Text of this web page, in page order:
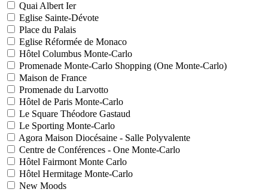
Quai Albert Ier
Eglise Sainte-Dévote
Place du Palais
Eglise Réformée de Monaco
Hôtel Columbus Monte-Carlo
Promenade Monte-Carlo Shopping (One Monte-Carlo)
Maison de France
Promenade du Larvotto
Hôtel de Paris Monte-Carlo
Le Square Théodore Gastaud
Le Sporting Monte-Carlo
Agora Maison Diocésaine - Salle Polyvalente
Centre de Conférences - One Monte-Carlo
Hôtel Fairmont Monte Carlo
Hôtel Hermitage Monte-Carlo
New Moods